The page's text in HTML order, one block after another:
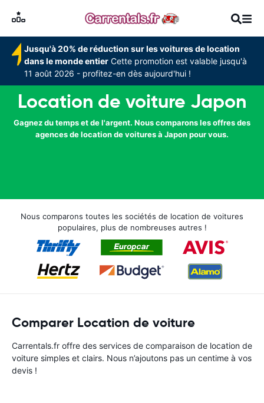
Jusqu'à 20% de réduction sur les voitures de location
dans le monde entier Cette promotion est valable jusqu'à
11 août 2026 - profitez-en dès aujourd'hui !
Location de voiture Japon
Gagnez du temps et de l'argent. Nous comparons les offres des
agences de location de voitures à Japon pour vous.
Nous comparons toutes les sociétés de location de voitures
populaires, plus de nombreuses autres !
Comparer Location de voiture
Carrentals.fr offre des services de comparaison de location de
voiture simples et clairs. Nous n’ajoutons pas un centime à vos
devis !